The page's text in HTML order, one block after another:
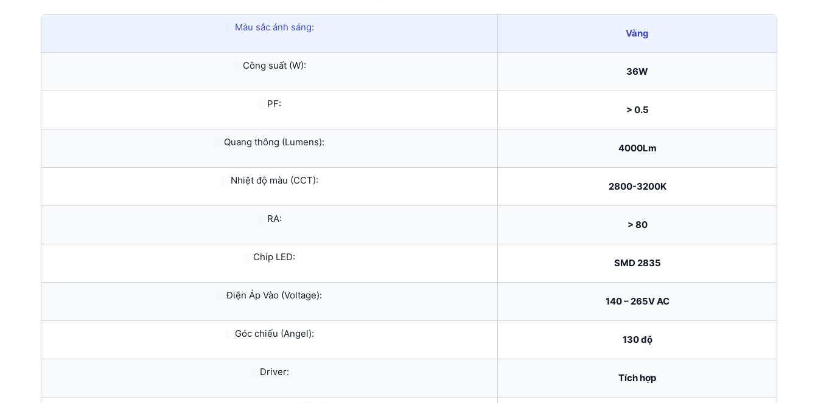
Màu sắc ánh sáng:
Vàng
Công suất (W):
36W
PF:
> 0.5
Quang thông (Lumens):
4000Lm
Nhiệt độ màu (CCT):
2800-3200K
RA:
> 80
Chip LED:
SMD 2835
Điện Áp Vào (Voltage):
140 – 265V AC
Góc chiếu (Angel):
130 độ
Driver:
Tích hợp